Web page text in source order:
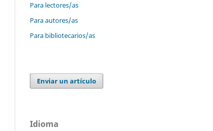
Para lectores/as
Para autores/as
Para bibliotecarios/as
Enviar un artículo
Idioma